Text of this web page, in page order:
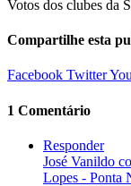
Votos dos clubes da
Compartilhe esta
Facebook Twitter
1 Comentário
Responder
José Vanildo
Lopes - Ponta